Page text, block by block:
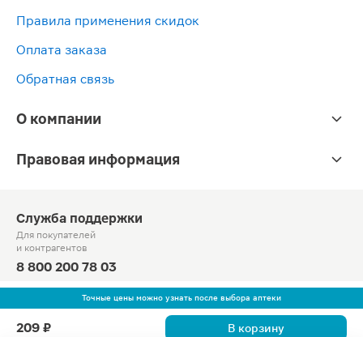
Точные цены можно узнать после выбора аптеки
209 ₽ В корзину
Правила применения скидок
Оплата заказа
Обратная связь
О компании
Правовая информация
Служба поддержки
Для покупателей
и контрагентов
8 800 200 78 03
Круглосуточно, звонок по России бесплатный
© Официальный сайт сети «Магнит».